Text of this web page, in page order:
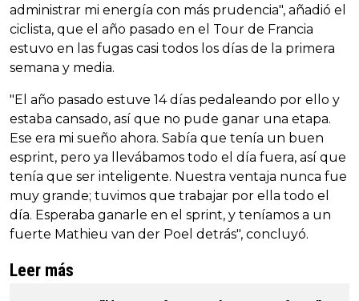
administrar mi energía con más prudencia", añadió el
ciclista, que el año pasado en el Tour de Francia
estuvo en las fugas casi todos los días de la primera
semana y media.
"El año pasado estuve 14 días pedaleando por ello y
estaba cansado, así que no pude ganar una etapa.
Ese era mi sueño ahora. Sabía que tenía un buen
esprint, pero ya llevábamos todo el día fuera, así que
tenía que ser inteligente. Nuestra ventaja nunca fue
muy grande; tuvimos que trabajar por ella todo el
día. Esperaba ganarle en el sprint, y teníamos a un
fuerte Mathieu van der Poel detrás", concluyó.
Leer más